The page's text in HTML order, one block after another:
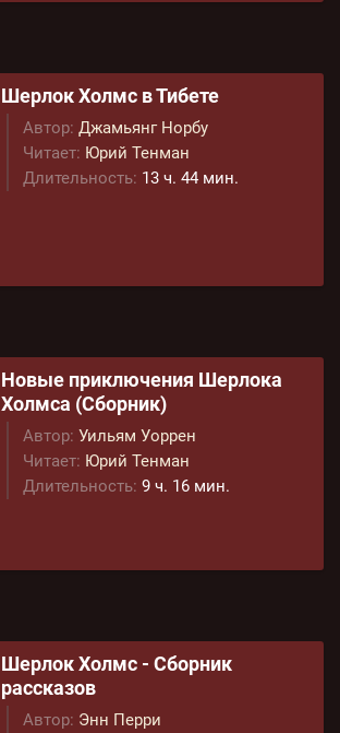
Шерлок Холмс в Тибете
Автор: Джамьянг Норбу
Читает: Юрий Тенман
Длительность: 13 ч. 44 мин.
Новые приключения Шерлока
Холмса (Сборник)
Автор: Уильям Уоррен
Читает: Юрий Тенман
Длительность: 9 ч. 16 мин.
Шерлок Холмс - Сборник
рассказов
Автор: Энн Перри